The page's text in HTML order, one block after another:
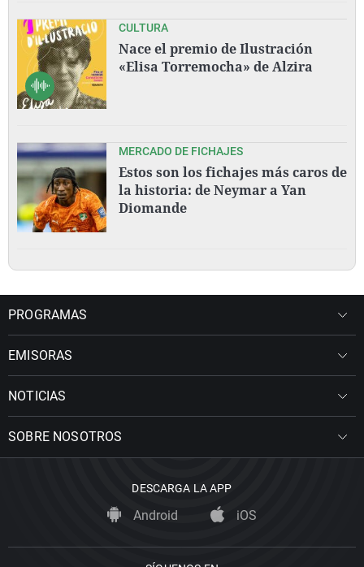
CULTURA
Nace el premio de Ilustración
«Elisa Torremocha» de Alzira
MERCADO DE FICHAJES
Estos son los fichajes más caros de
la historia: de Neymar a Yan
Diomande
PROGRAMAS
EMISORAS
NOTICIAS
SOBRE NOSOTROS
DESCARGA LA APP
Android iOS